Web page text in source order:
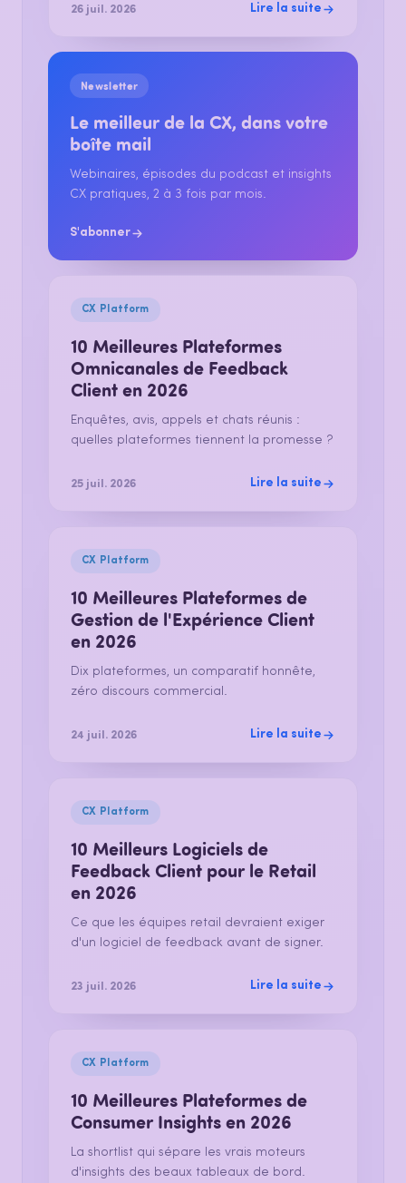
26 juil. 2026 Lire la suite
Newsletter
Le meilleur de la CX, dans votre
boîte mail
Webinaires, épisodes du podcast et insights
CX pratiques, 2 à 3 fois par mois.
S'abonner
CX Platform
10 Meilleures Plateformes
Omnicanales de Feedback
Client en 2026
Enquêtes, avis, appels et chats réunis :
quelles plateformes tiennent la promesse ?
25 juil. 2026 Lire la suite
CX Platform
10 Meilleures Plateformes de
Gestion de l'Expérience Client
en 2026
Dix plateformes, un comparatif honnête,
zéro discours commercial.
24 juil. 2026 Lire la suite
CX Platform
10 Meilleurs Logiciels de
Feedback Client pour le Retail
en 2026
Ce que les équipes retail devraient exiger
d'un logiciel de feedback avant de signer.
23 juil. 2026 Lire la suite
CX Platform
10 Meilleures Plateformes de
Consumer Insights en 2026
La shortlist qui sépare les vrais moteurs
d'insights des beaux tableaux de bord.